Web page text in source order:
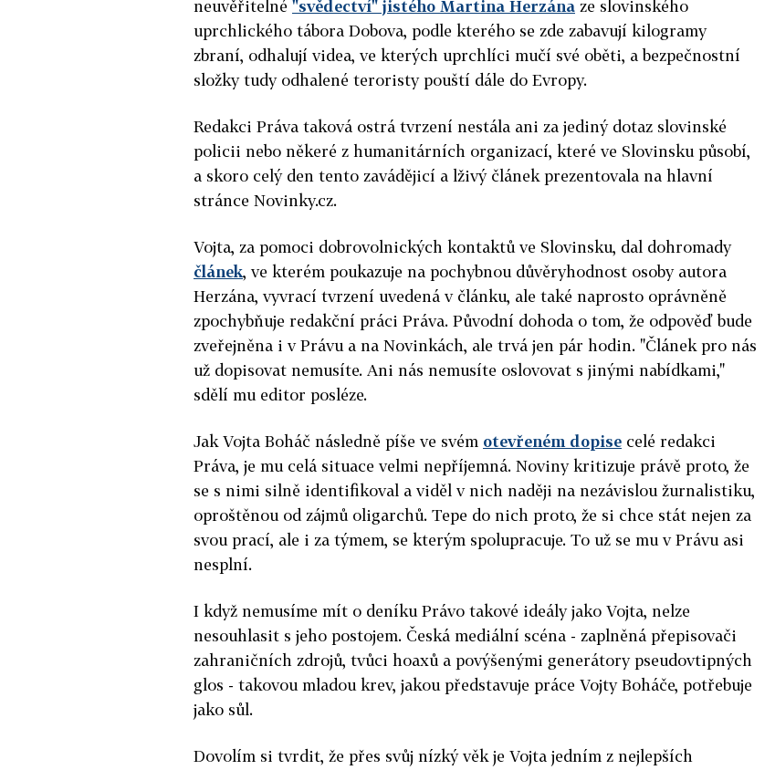
neuvěřitelné "svědectví" jistého Martina Herzána ze slovinského
uprchlického tábora Dobova, podle kterého se zde zabavují kilogramy
zbraní, odhalují videa, ve kterých uprchlíci mučí své oběti, a bezpečnostní
složky tudy odhalené teroristy pouští dále do Evropy.
Redakci Práva taková ostrá tvrzení nestála ani za jediný dotaz slovinské
policii nebo někeré z humanitárních organizací, které ve Slovinsku působí,
a skoro celý den tento zavádějicí a lživý článek prezentovala na hlavní
stránce Novinky.cz.
Vojta, za pomoci dobrovolnických kontaktů ve Slovinsku, dal dohromady
článek, ve kterém poukazuje na pochybnou důvěryhodnost osoby autora
Herzána, vyvrací tvrzení uvedená v článku, ale také naprosto oprávněně
zpochybňuje redakční práci Práva. Původní dohoda o tom, že odpověď bude
zveřejněna i v Právu a na Novinkách, ale trvá jen pár hodin. "Článek pro nás
už dopisovat nemusíte. Ani nás nemusíte oslovovat s jinými nabídkami,"
sdělí mu editor posléze.
Jak Vojta Boháč následně píše ve svém otevřeném dopise celé redakci
Práva, je mu celá situace velmi nepříjemná. Noviny kritizuje právě proto, že
se s nimi silně identifikoval a viděl v nich naději na nezávislou žurnalistiku,
oproštěnou od zájmů oligarchů. Tepe do nich proto, že si chce stát nejen za
svou prací, ale i za týmem, se kterým spolupracuje. To už se mu v Právu asi
nesplní.
I když nemusíme mít o deníku Právo takové ideály jako Vojta, nelze
nesouhlasit s jeho postojem. Česká mediální scéna - zaplněná přepisovači
zahraničních zdrojů, tvůci hoaxů a povýšenými generátory pseudovtipných
glos - takovou mladou krev, jakou představuje práce Vojty Boháče, potřebuje
jako sůl.
Dovolím si tvrdit, že přes svůj nízký věk je Vojta jedním z nejlepších